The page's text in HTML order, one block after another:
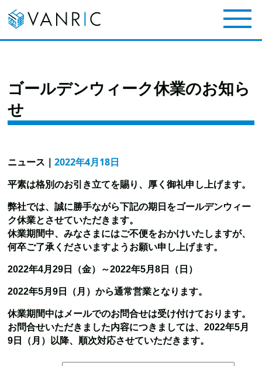
ゴールデンウィーク休業のお知ら
せ
ニュース ｜2022年4月18日
平素は格別のお引き立てを賜り、厚く御礼申し上げます。
弊社では、誠に勝手ながら下記の期日をゴールデンウィー
ク休業とさせていただきます。
休業期間中、みなさまにはご不便をおかけいたしますが、
何卒ご了承くださいますようお願い申し上げます。
2022年4月29日（金）～2022年5月8日（日）
2022年5月9日（月）から通常営業となります。
休業期間中はメールでのお問合せは受け付けております。
お問合せいただきました内容につきましては、2022年5月
9日（月）以降、順次対応させていただきます。